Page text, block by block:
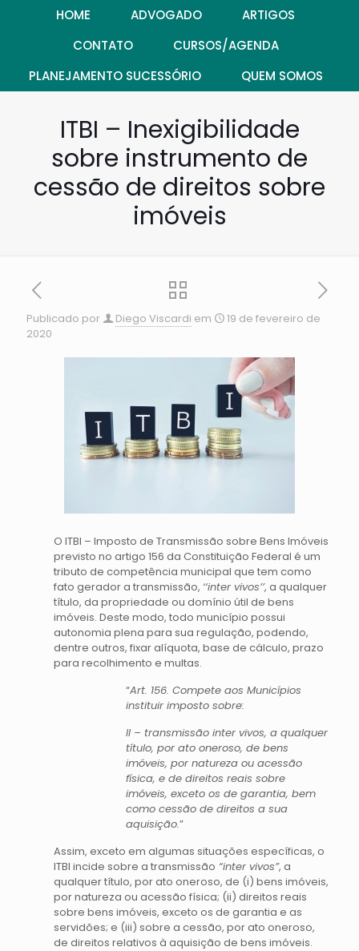
HOME ADVOGADO
ARTIGOS
CONTATO
CURSOS/AGENDA
PLANEJAMENTO SUCESSÓRIO
QUEM SOMOS
ITBI – Inexigibilidade
sobre instrumento de
cessão de direitos sobre
imóveis
Publicado por Diego Viscardi em
19 de fevereiro de
2020
O ITBI – Imposto de Transmissão sobre Bens Imóveis
previsto no artigo 156 da Constituição Federal é um
tributo de competência municipal que tem como
fato gerador a transmissão, ‘‘inter vivos’’, a qualquer
título, da propriedade ou domínio útil de bens
imóveis. Deste modo, todo município possui
autonomia plena para sua regulação, podendo,
dentre outros, fixar alíquota, base de cálculo, prazo
para recolhimento e multas.
“Art. 156. Compete aos Municípios
instituir imposto sobre:
II – transmissão inter vivos, a qualquer
título, por ato oneroso, de bens
imóveis, por natureza ou acessão
física, e de direitos reais sobre
imóveis, exceto os de garantia, bem
como cessão de direitos a sua
aquisição.”
Assim, exceto em algumas situações específicas, o
ITBI incide sobre a transmissão “inter vivos”, a
qualquer título, por ato oneroso, de (i) bens imóveis,
por natureza ou acessão física; (ii) direitos reais
sobre bens imóveis, exceto os de garantia e as
servidões; e (iii) sobre a cessão, por ato oneroso,
de direitos relativos à aquisição de bens imóveis.